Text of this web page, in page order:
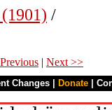
/
| Next >>
Changes Donate